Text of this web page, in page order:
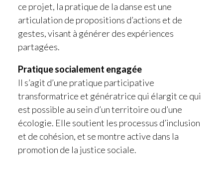
ce projet, la pratique de la danse est une
articulation de propositions d’actions et de
gestes, visant à générer des expériences
partagées.
Pratique socialement engagée
Il s’agit d’une pratique participative
transformatrice et génératrice qui élargit ce qui
est possible au sein d’un territoire ou d’une
écologie. Elle soutient les processus d’inclusion
et de cohésion, et se montre active dans la
promotion de la justice sociale.